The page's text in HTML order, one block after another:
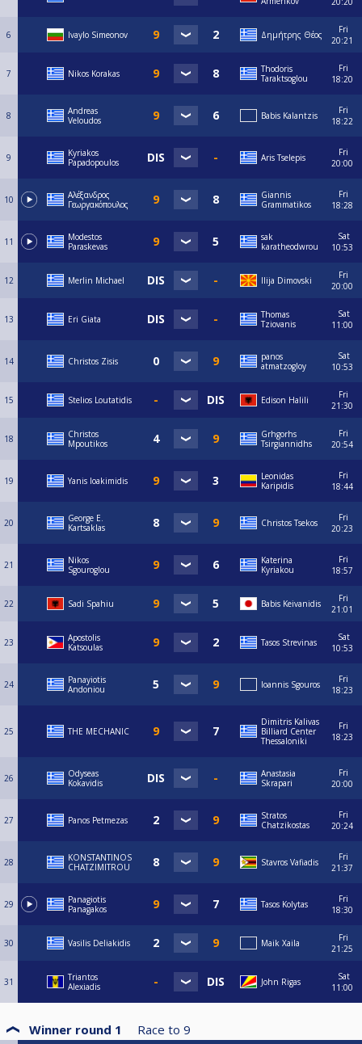
6 Ivaylo Simeonov Δημήτρης Θέος
Fri
20:21
7 Nikos Korakas
Thodoris
Taraktsoglou
Fri
18:20
8
Andreas
Veloudos
Babis Kalantzis
Fri
18:22
9
Kyriakos
Papadopoulos
Aris Tselepis
Fri
20:00
10
Αλέξανδρος
Γεωργακόπουλος
Giannis
Grammatikos
Fri
18:28
11
Modestos
Paraskevas
sak
karatheodwrou
Sat
10:53
12 Merlin Michael Ilija Dimovski
Fri
20:00
13 Eri Giata
Thomas
Tziovanis
Sat
11:00
14 Christos Zisis
panos
atmatzogloy
Sat
10:53
15 Stelios Loutatidis Edison Halili
Fri
21:30
18
Christos
Mpoutikos
Grhgorhs
Tsirgiannidhs
Fri
20:54
19 Yanis Ioakimidis
Leonidas
Karipidis
Fri
18:44
20
George E.
Kartsaklas
Christos Tsekos
Fri
20:23
21
Nikos
Sgouroglou
Katerina
Kyriakou
Fri
18:57
22 Sadi Spahiu Babis Keivanidis
Fri
21:01
23
Apostolis
Katsoulas
Tasos Strevinas
Sat
10:53
24
Panayiotis
Andoniou
Ioannis Sgouros
Fri
18:23
25 THE MECHANIC
Dimitris Kalivas
Billiard Center
Thessaloniki
Fri
18:23
26
Odyseas
Kokavidis
Anastasia
Skrapari
Fri
20:00
27 Panos Petmezas
Stratos
Chatzikostas
Fri
20:24
28
KONSTANTINOS
CHATZIMITROU
Stavros Vafiadis
Fri
21:37
29
Panagiotis
Panagakos
Tasos Kolytas
Fri
18:30
30 Vasilis Deliakidis Maik Xaila
Fri
21:25
31
Triantos
Alexiadis
John Rigas
Sat
11:00
Winner round 1 Race to 9